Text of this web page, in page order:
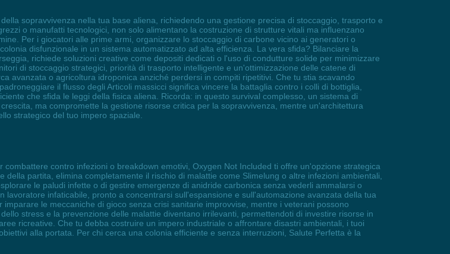
sopravvivenza nella tua base aliena, richiedendo una gestione precisa di stoccaggio, trasporto e
o manufatti tecnologici, non solo alimentano la costruzione di strutture vitali ma influenzano
Per i giocatori alle prime armi, organizzare lo stoccaggio di carbone vicino ai generatori o
disfunzionale in un sistema automatizzato ad alta efficienza. La vera sfida? Bilanciare la
richiede soluzioni creative come depositi dedicati o l'uso di condutture solide per minimizzare
di stoccaggio strategici, priorità di trasporto intelligente e un'ottimizzazione delle catene di
avanzata o agricoltura idroponica anziché perdersi in compiti ripetitivi. Che tu stia scavando
il flusso degli Articoli massicci significa vincere la battaglia contro i colli di bottiglia,
che sfida le leggi della fisica aliena. Ricorda: in questo survival complesso, un sistema di
ma compromette la gestione risorse critica per la sopravvivenza, mentre un'architettura
strategico del tuo impero spaziale.
contro infezioni o breakdown emotivi, Oxygen Not Included ti offre un'opzione strategica
partita, elimina completamente il rischio di malattie come Slimelung o altre infezioni ambientali,
le paludi infette o di gestire emergenze di anidride carbonica senza vederli ammalarsi o
infaticabile, pronto a concentrarsi sull'espansione e sull'automazione avanzata della tua
le meccaniche di gioco senza crisi sanitarie improvvise, mentre i veterani possono
stress e la prevenzione delle malattie diventano irrilevanti, permettendoti di investire risorse in
ricreative. Che tu debba costruire un impero industriale o affrontare disastri ambientali, i tuoi
alla portata. Per chi cerca una colonia efficiente e senza interruzioni, Salute Perfetta è la